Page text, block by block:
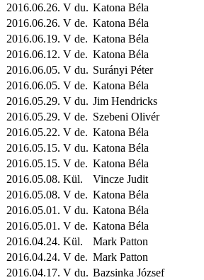
2016.06.26. V du. Katona Béla
2016.06.26. V de. Katona Béla
2016.06.19. V de. Katona Béla
2016.06.12. V de. Katona Béla
2016.06.05. V du. Surányi Péter
2016.06.05. V de. Katona Béla
2016.05.29. V du. Jim Hendricks
2016.05.29. V de. Szebeni Olivér
2016.05.22. V de. Katona Béla
2016.05.15. V du. Katona Béla
2016.05.15. V de. Katona Béla
2016.05.08. Kül. Vincze Judit
2016.05.08. V de. Katona Béla
2016.05.01. V du. Katona Béla
2016.05.01. V de. Katona Béla
2016.04.24. Kül. Mark Patton
2016.04.24. V de. Mark Patton
2016.04.17. V du. Bazsinka József